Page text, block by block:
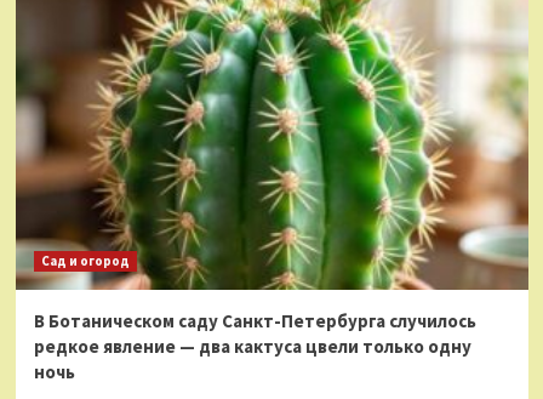
Сад и огород
В Ботаническом саду Санкт-Петербурга случилось
редкое явление — два кактуса цвели только одну
ночь